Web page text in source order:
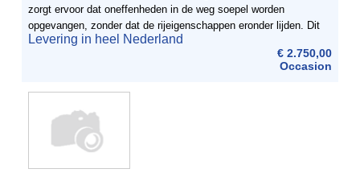
zorgt ervoor dat oneffenheden in de weg soepel worden
opgevangen, zonder dat de rijeigenschappen eronder lijden. Dit
maakt de Solo uitermate geschikt voor lange afstanden en ...
Levering in heel Nederland
€ 2.750,00
Occasion